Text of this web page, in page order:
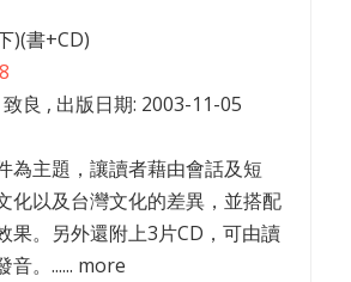
)(書+CD)
良 , 出版日期: 2003-11-05
為主題，讓讀者藉由會話及短
化以及台灣文化的差異，並搭配
果。另外還附上3片CD，可由讀
音。...... more